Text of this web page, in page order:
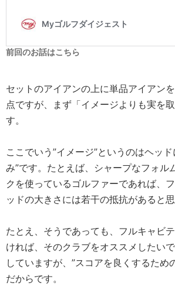
前回のお話はこちら
セットのアイアンの上に単品アイアン
点ですが、まず「イメージよりも実を
す。
ここでいう”イメージ”というのはヘッ
み”です。たとえば、シャープなフォル
クを使っているゴルファーであれば、
ッドの大きさには若干の抵抗があると思
たとえ、そうであっても、フルキャビ
ければ、そのクラブをオススメしたい
していますが、”スコアを良くするため
だからです。